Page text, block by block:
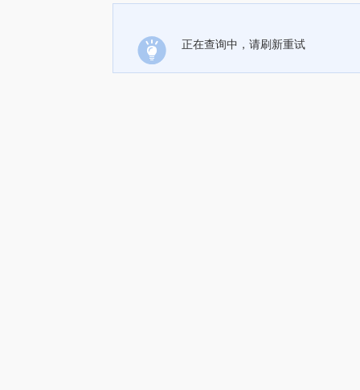
正在查询中，请刷新重试